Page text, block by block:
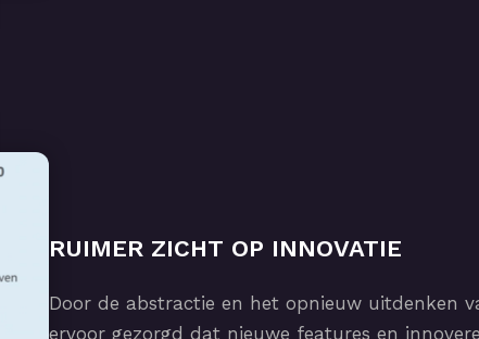
RUIMER ZICHT OP INNOVATIE
Door de abstractie en het opnieuw uitdenken
ervoor gezorgd dat nieuwe features en